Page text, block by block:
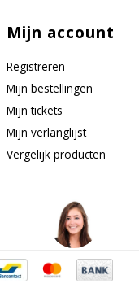
Mijn account
Registreren
Mijn bestellingen
Mijn tickets
Mijn verlanglijst
Vergelijk producten